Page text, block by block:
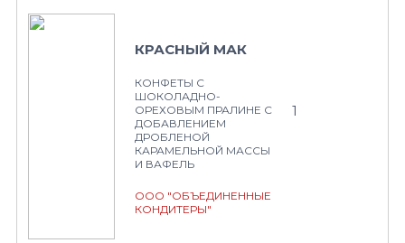
КРАСНЫЙ МАК
КОНФЕТЫ С
ШОКОЛАДНО-
ОРЕХОВЫМ ПРАЛИНЕ С
ДОБАВЛЕНИЕМ
ДРОБЛЕНОЙ
КАРАМЕЛЬНОЙ МАССЫ
И ВАФЕЛЬ
ООО "ОБЪЕДИНЕННЫЕ
КОНДИТЕРЫ"
1